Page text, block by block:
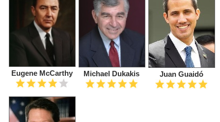
Eugene McCarthy Michael Dukakis Juan Guaidó